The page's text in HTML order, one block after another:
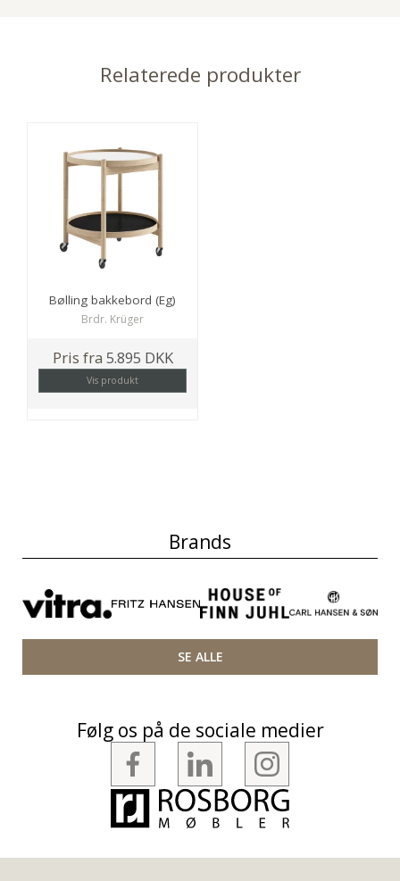
Relaterede produkter
Bølling bakkebord (Eg)
Brdr. Krüger
Pris fra 5.895 DKK
Vis produkt
Brands
SE ALLE
Følg os på de sociale medier